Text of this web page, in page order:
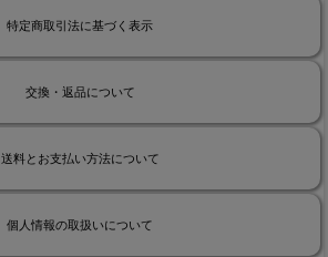
特定商取引法に基づく表示
交換・返品について
送料とお支払い方法について
個人情報の取扱いについて